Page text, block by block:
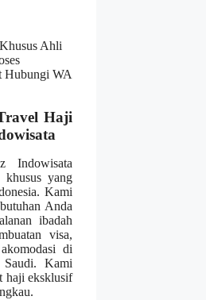
Haji
Indowisata
yang
Kami
Anda
ibadah
visa,
di
Kami
haji eksklusif